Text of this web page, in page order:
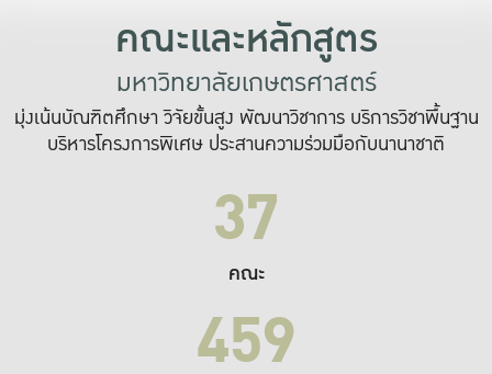
คณะและหลักสูตร
มหาวิทยาลัยเกษตรศาสตร์
มุ่งเน้นบัณฑิตศึกษา วิจัยขั้นสูง พัฒนาวิชาการ บริการวิชาพื้นฐาน
บริหารโครงการพิเศษ ประสานความร่วมมือกับนานาชาติ
37
คณะ
459